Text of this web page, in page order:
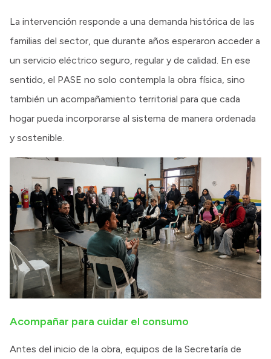
La intervención responde a una demanda histórica de las
familias del sector, que durante años esperaron acceder a
un servicio eléctrico seguro, regular y de calidad. En ese
sentido, el PASE no solo contempla la obra física, sino
también un acompañamiento territorial para que cada
hogar pueda incorporarse al sistema de manera ordenada
y sostenible.
Acompañar para cuidar el consumo
Antes del inicio de la obra, equipos de la Secretaría de